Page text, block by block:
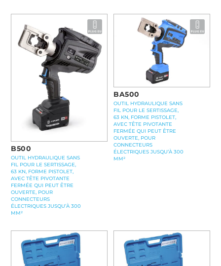
B500
OUTIL HYDRAULIQUE SANS
FIL POUR LE SERTISSAGE,
63 KN, FORME PISTOLET,
AVEC TÊTE PIVOTANTE
FERMÉE QUI PEUT ÊTRE
OUVERTE, POUR
CONNECTEURS
ÉLECTRIQUES JUSQU’À 300
MM²
BA500
OUTIL HYDRAULIQUE SANS
FIL POUR LE SERTISSAGE,
63 KN, FORME PISTOLET,
AVEC TÊTE PIVOTANTE
FERMÉE QUI PEUT ÊTRE
OUVERTE, POUR
CONNECTEURS
ÉLECTRIQUES JUSQU’À 300
MM²